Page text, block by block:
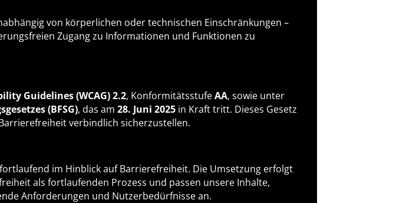
von körperlichen oder technischen Einschränkungen –
Zugang zu Informationen und Funktionen zu
Guidelines (WCAG) 2.2, KonformitätsstufeAA, sowie unter
(BFSG), das am28. Juni 2025 in Kraft tritt. Dieses Gesetz
verbindlich sicherzustellen.
im Hinblick auf Barrierefreiheit. Die Umsetzung erfolgt
als fortlaufenden Prozess und passen unsere Inhalte,
Anforderungen und Nutzerbedürfnisse an.